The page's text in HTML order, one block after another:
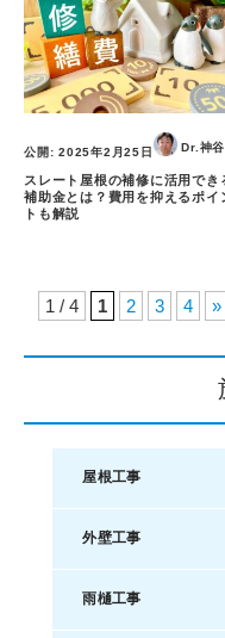
公開: 2025年2月25日 Dr.神谷
スレート屋根の補修に活用でき
補助金とは？費用を抑えるポイ
トも解説
1 / 4 1 2 3 4 »
屋根工事
外壁工事
雨樋工事